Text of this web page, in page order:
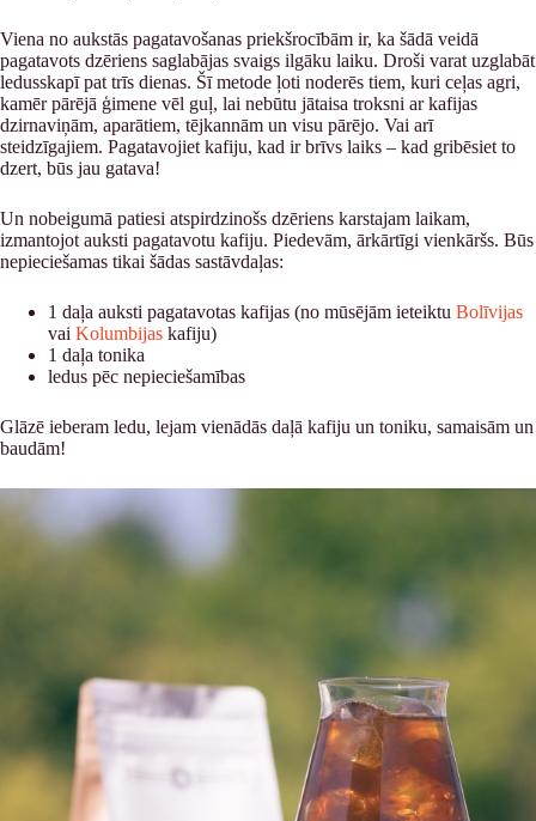
Viena no aukstās pagatavošanas priekšrocībām ir, ka šādā veidā
pagatavots dzēriens saglabājas svaigs ilgāku laiku. Droši varat uzglabāt
ledusskapī pat trīs dienas. Šī metode ļoti noderēs tiem, kuri ceļas agri,
kamēr pārējā ģimene vēl guļ, lai nebūtu jātaisa troksni ar kafijas
dzirnaviņām, aparātiem, tējkannām un visu pārējo. Vai arī
steidzīgajiem. Pagatavojiet kafiju, kad ir brīvs laiks – kad gribēsiet to
dzert, būs jau gatava!
Un nobeigumā patiesi atspirdzinošs dzēriens karstajam laikam,
izmantojot auksti pagatavotu kafiju. Piedevām, ārkārtīgi vienkāršs. Būs
nepieciešamas tikai šādas sastāvdaļas:
1 daļa auksti pagatavotas kafijas (no mūsējām ieteiktu Bolīvijas
vai Kolumbijas kafiju)
1 daļa tonika
ledus pēc nepieciešamības
Glāzē ieberam ledu, lejam vienādās daļā kafiju un toniku, samaisām un
baudām!